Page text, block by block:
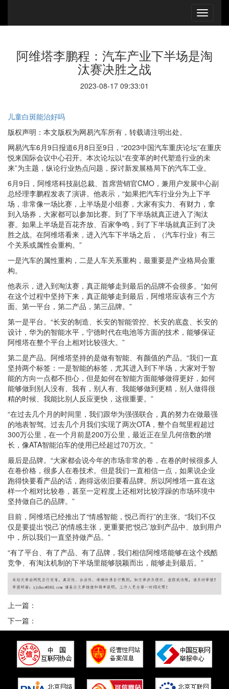
阿维塔李鹏程：汽车产业下半场是淘
汰赛决胜之战
2023-08-17 09:33:01
儿童白斑能治好吗
版权声明：本文版权为网易汽车所有，转载请注明出处。
网易汽车6月9日报道6月8日至9日，“2023中国汽车重庆论坛”在重庆
悦来国际会议中心召开。本次论坛以“在变革的时代塑造行业的未
来”为主题，纵论行业热点问题，探讨新发展格局下的汽车工业。
6月9日，阿维塔科技副总裁、首席营销官CMO，兼用户发展中心副
总经理李鹏程发表了演讲。他表示，“如果把汽车行业分为上下半
场，非常像一场比赛，上半场是小组赛，大家有实力、有财力，拿
到入场券，大家都可以参加比赛。到了下半场就真正进入了淘汰
赛。如果上半场是百花齐放、百家争鸣，到了下半场就真正到了决
胜之战。在阿维塔看来，进入汽车下半场之后，（汽车行业）有三
个关系或属性会重构。”
一是汽车的属性重构，二是人车关系重构，最重要是产业格局会重
构。
他表示，进入到淘汰赛，真正能够走到最后的品牌不会很多。“如何
在这个过程中坚持下来，真正能够走到最后，阿维塔应该有三个方
面。第一平台，第二产品，第三品牌。”
第一是平台。“长安的制造、长安的智能管控、长安的底盘、长安的
设计，华为的智能水平，宁德时代在电池等方面的技术，能够保证
阿维塔在整个平台上相对比较强大。”
第二是产品。阿维塔坚持的是做有智能、有颜值的产品。“我们一直
坚持两个标签：一是智能的标签，尤其进入到下半场，大家对于智
能的方向一点都不担心，但是如何在智能方面能够做得更好，如何
能够做到别人没有、我有，别人有、我能够做到更精，别人做得很
精的时候、我能比别人反应更快，这很重要。”
“在过去几个月的时间里，我们跟华为强强联合，真的努力在做最强
的地表智驾。过去几个月我们实现了两次OTA，整个自驾里程超过
300万公里，在一个月前是200万公里，最近正在呈几何倍数的增
长，像ATA智能泊车的使用已经超过70万次。”
最后是品牌。“大家都会说今年的市场非常的卷，在卷的时候很多人
在卷价格，很多人在卷技术。但是我们一直相信一点，如果说企业
跑得快要看产品的话，跑得远依旧要看品牌。所以阿维塔一直在这
样一个相对比较卷，甚至一定程度上还相对比较浮躁的市场环境中
坚持做自己的品牌。”
目前，阿维塔已经推出了“情感智能，悦己而行”的主张。“我们不仅
仅是要提出‘悦己’的情感主张，更重要把‘悦己’放到产品中、放到用户
中，所以我们一直坚持做产品。”
“有了平台、有了产品、有了品牌，我们相信阿维塔能够在这个残酷
竞争、有淘汰机制的下半场里能够脱颖而出，能够走到最后。”
上一篇：
下一篇：